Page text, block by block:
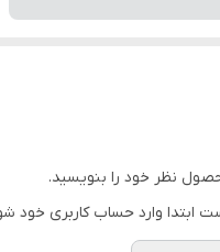
نظر خود را بنویسید.
ابتدا وارد حساب کاربری خود